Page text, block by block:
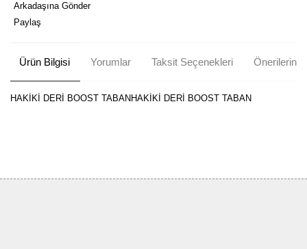
Arkadaşına Gönder
Paylaş
Ürün Bilgisi Yorumlar Taksit Seçenekleri Önerileriniz
HAKİKİ DERİ BOOST TABANHAKİKİ DERİ BOOST TABAN